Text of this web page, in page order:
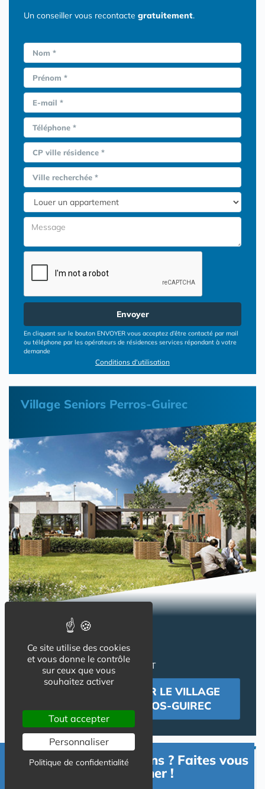
Un conseiller vous recontacte gratuitement.
Nom *
Prénom *
E-mail *
Téléphone *
CP ville résidence *
Ville recherchée *
Envoyer
En cliquant sur le bouton ENVOYER vous acceptez d’être contacté par mail
ou téléphone par les opérateurs de résidences services répondant à votre
demande
Conditions d'utilisation
Village Seniors Perros-Guirec
DES VILLAS
pour une retraite paisible !
INVESTIR EN LMNP
PROPRIETAIRE OCCUPANT
SE RENSEIGNER SUR LE VILLAGE
SENIORS DE PERROS-GUIREC
Devenir Propriétaire Occupant
Besoin d'informations ? Faites vous
accompagner !
Ce site utilise des cookies
et vous donne le contrôle
sur ceux que vous
souhaitez activer
Tout accepter
Personnaliser
Politique de confidentialité